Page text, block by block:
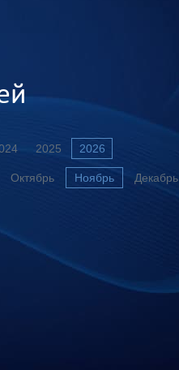
2025 2026
Октябрь Ноябрь Декабрь